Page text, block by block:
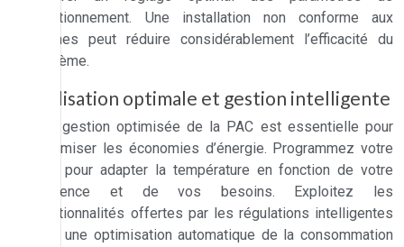
fonctionnement. Une installation non conforme aux
normes peut réduire considérablement l’efficacité du
système.
Utilisation optimale et gestion intelligente
Une gestion optimisée de la PAC est essentielle pour
maximiser les économies d’énergie. Programmez votre
PAC pour adapter la température en fonction de votre
présence et de vos besoins. Exploitez les
fonctionnalités offertes par les régulations intelligentes
pour une optimisation automatique de la consommation